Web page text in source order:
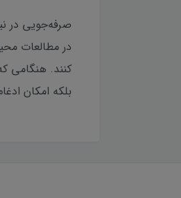
صرفه‌جویی در
کنند. هنگامی
بلکه امکان